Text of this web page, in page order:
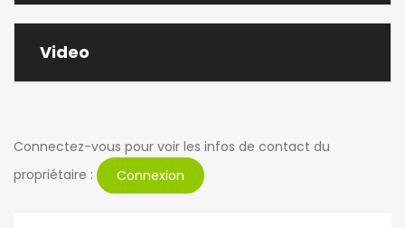
Video
Connectez-vous pour voir les infos de contact du
propriétaire :
Connexion